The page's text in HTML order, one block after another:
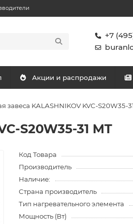
+7
Акции и распродажи
завеса KALASHNIKOV KVC-S20W35-
S20W35-31 MT
Код Товара
Производитель
Наличие:
Страна производитель
Тип нагревательного элемента
Мощность (Вт)